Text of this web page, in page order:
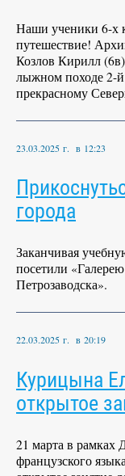
Наши ученики 6-х
путешествие!
Козлов Кирилл
лыжном походе 2-
прекрасному
23.03.2025 г. в 12:23
города
Заканчивая
посетили
Петрозаводска».
22.03.2025 г. в 20:19
Курицына
открытое
21 марта в
французского